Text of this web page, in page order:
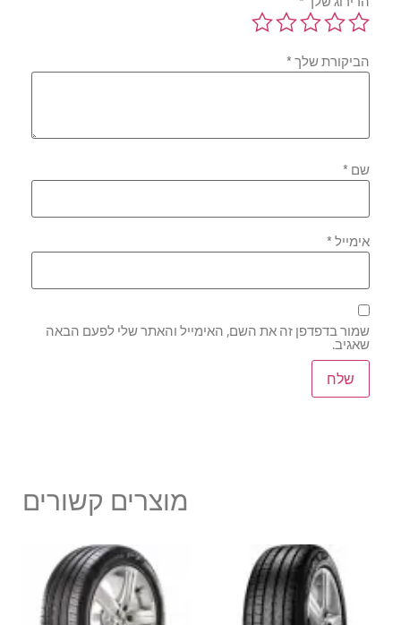
הביקורת שלך*
שם*
אימייל*
שמור בדפדפן זה את השם, האימייל והאתר שלי לפעם הבאה
שאגיב.
מוצרים קשורים